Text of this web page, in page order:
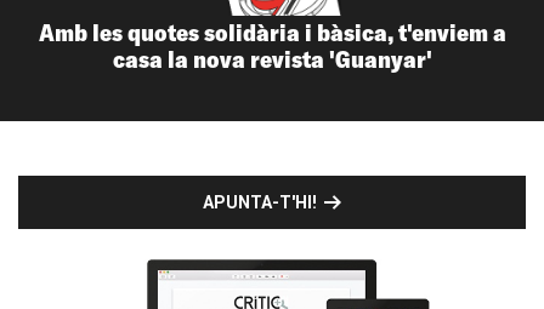
Amb les quotes solidària i bàsica, t'enviem a
casa la nova revista 'Guanyar'
APUNTA-T'HI!